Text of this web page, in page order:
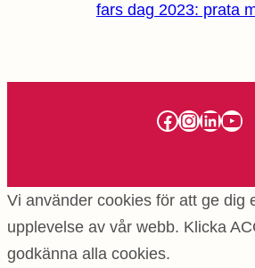
fars dag 2023: prata
Facebook
Vi använder cookies för att ge dig
upplevelse av vår webb. Klicka
godkänna alla cookies.